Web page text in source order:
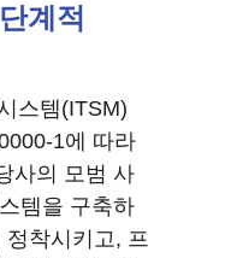
계적
스템(ITSM)
1에 따라
사의 모범 사
템을 구축하
착시키고, 프